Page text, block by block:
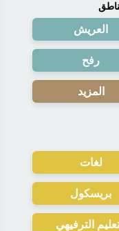
العريش
رفح
المزيد
لغات
بريسكول
الترفيهي